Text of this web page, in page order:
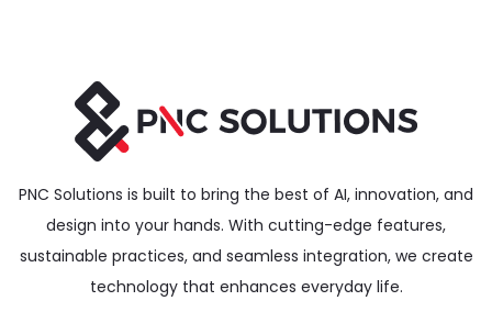
PNC Solutions is built to bring the best of AI, innovation, and
design into your hands. With cutting-edge features,
sustainable practices, and seamless integration, we create
technology that enhances everyday life.